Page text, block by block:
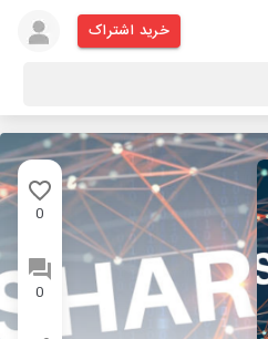
خرید اشتراک
0
0